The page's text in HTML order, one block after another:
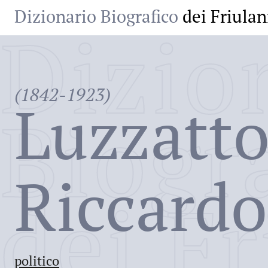
Dizionario Biografico dei
(1842-1923)
Luzzatto
Riccardo
politico